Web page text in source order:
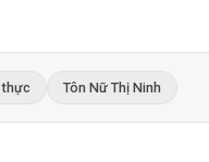
thực Tôn Nữ Thị Ninh